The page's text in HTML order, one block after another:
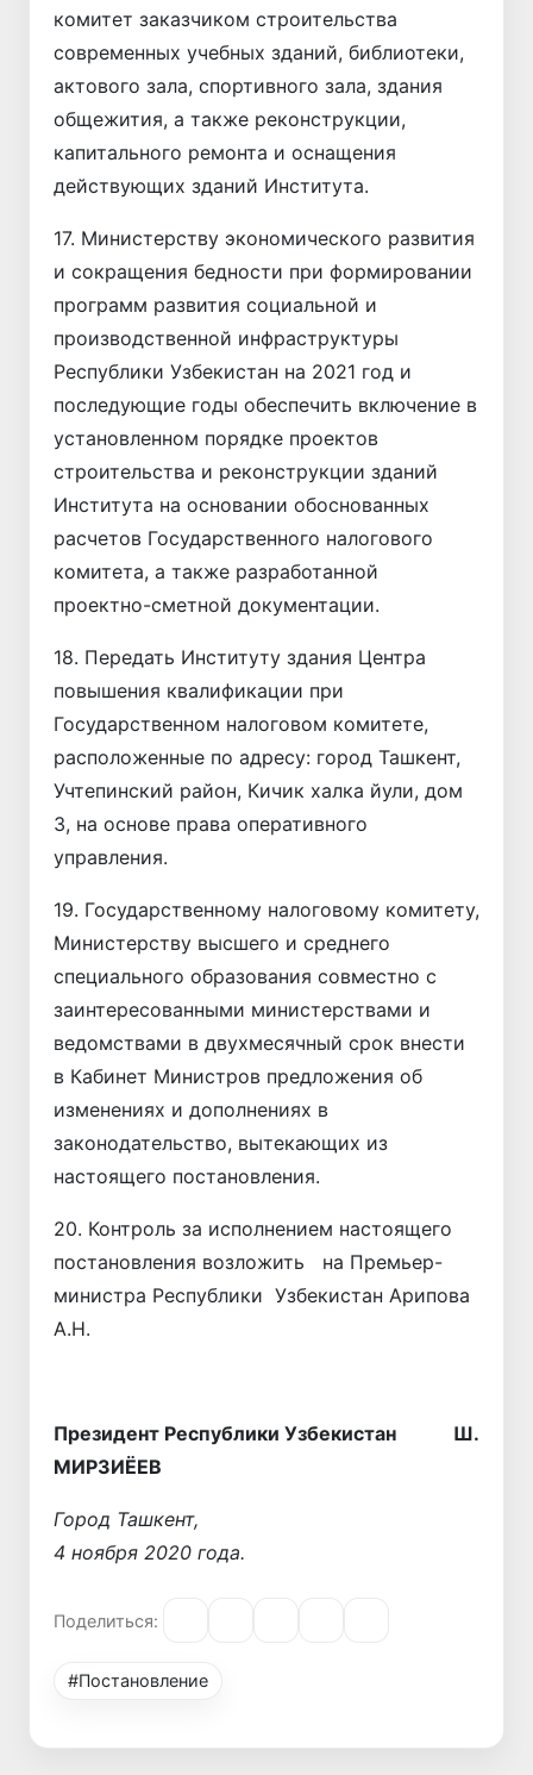
комитет заказчиком строительства
современных учебных зданий, библиотеки,
актового зала, спортивного зала, здания
общежития, а также реконструкции,
капитального ремонта и оснащения
действующих зданий Института.
17. Министерству экономического развития
и сокращения бедности при формировании
программ развития социальной и
производственной инфраструктуры
Республики Узбекистан на 2021 год и
последующие годы обеспечить включение в
установленном порядке проектов
строительства и реконструкции зданий
Института на основании обоснованных
расчетов Государственного налогового
комитета, а также разработанной
проектно-сметной документации.
18. Передать Институту здания Центра
повышения квалификации при
Государственном налоговом комитете,
расположенные по адресу: город Ташкент,
Учтепинский район, Кичик халка йули, дом
3, на основе права оперативного
управления.
19. Государственному налоговому комитету,
Министерству высшего и среднего
специального образования совместно с
заинтересованными министерствами и
ведомствами в двухмесячный срок внести
в Кабинет Министров предложения об
изменениях и дополнениях в
законодательство, вытекающих из
настоящего постановления.
20. Контроль за исполнением настоящего
постановления возложить на Премьер-
министра Республики Узбекистан Арипова
А.Н.
Президент Республики Узбекистан Ш.
МИРЗИЁЕВ
Город Ташкент,
4 ноября 2020 года.
Поделиться:
#Постановление